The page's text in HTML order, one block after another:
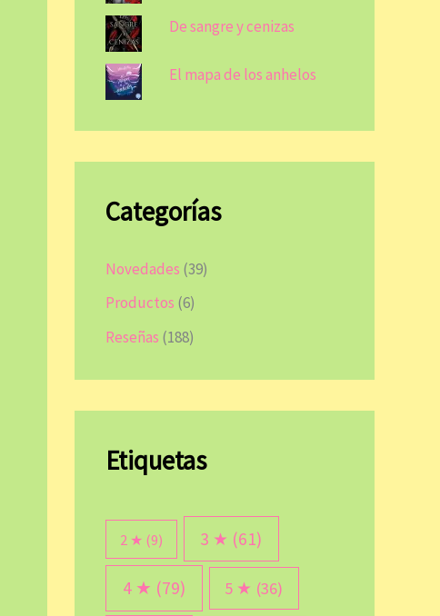
De sangre y cenizas
El mapa de los anhelos
Categorías
Novedades (39)
Productos (6)
Reseñas (188)
Etiquetas
2 ★ (9) 3 ★ (61)
4 ★ (79) 5 ★ (36)